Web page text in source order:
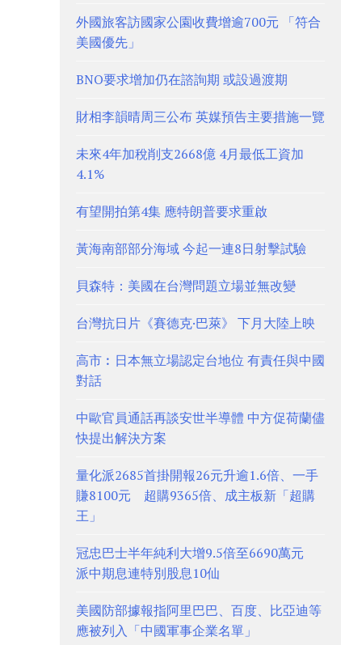
外國旅客訪國家公園收費增逾700元 「符合
美國優先」
BNO要求增加仍在諮詢期 或設過渡期
財相李韻晴周三公布 英媒預告主要措施一覽
未來4年加稅削支2668億 4月最低工資加
4.1%
有望開拍第4集 應特朗普要求重啟
黃海南部部分海域 今起一連8日射擊試驗
貝森特：美國在台灣問題立場並無改變
台灣抗日片《賽德克·巴萊》 下月大陸上映
高市︰日本無立場認定台地位 有責任與中國
對話
中歐官員通話再談安世半導體 中方促荷蘭儘
快提出解決方案
量化派2685首掛開報26元升逾1.6倍、一手
賺8100元 超購9365倍、成主板新「超購
王」
冠忠巴士半年純利大增9.5倍至6690萬元
派中期息連特別股息10仙
美國防部據報指阿里巴巴、百度、比亞迪等
應被列入「中國軍事企業名單」